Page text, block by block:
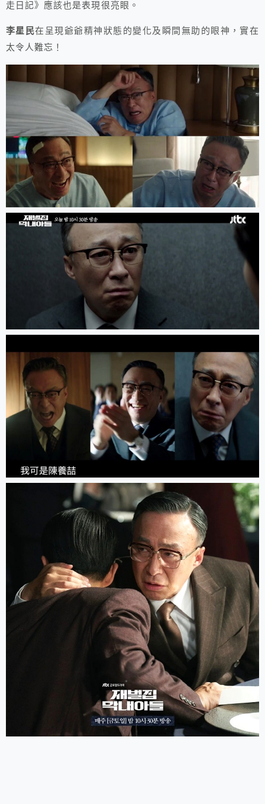
走日記》應該也是表現很亮眼。
李星民在呈現爺爺精神狀態的變化及瞬間無助的眼神，實在
太令人難忘！